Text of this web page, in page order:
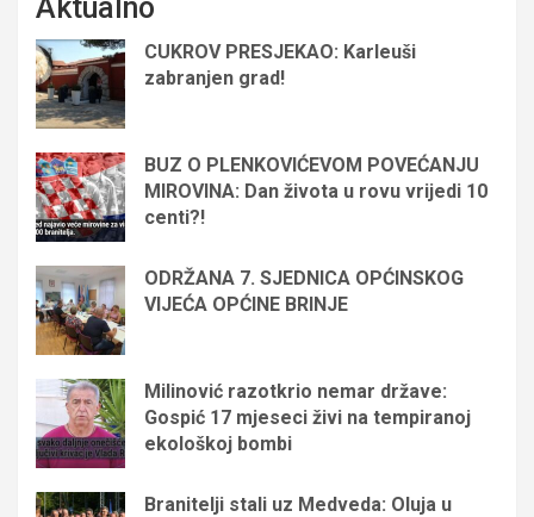
Aktualno
CUKROV PRESJEKAO: Karleuši
zabranjen grad!
BUZ O PLENKOVIĆEVOM POVEĆANJU
MIROVINA: Dan života u rovu vrijedi 10
centi?!
ODRŽANA 7. SJEDNICA OPĆINSKOG
VIJEĆA OPĆINE BRINJE
Milinović razotkrio nemar države:
Gospić 17 mjeseci živi na tempiranoj
ekološkoj bombi
Branitelji stali uz Medveda: Oluja u